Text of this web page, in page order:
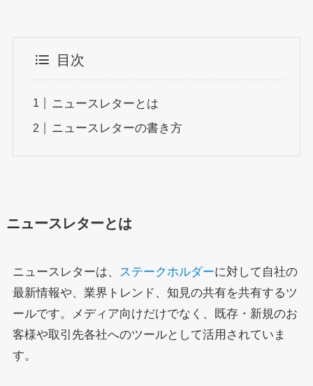
目次
ニュースレターとは
ニュースレターの書き方
ニュースレターとは
ニュースレターは、 ステークホルダーに対して自社の
最新情報や、業界トレンド、知見の共有を共有するツ
ールです。メディア向けだけでなく、既存・新規のお
客様や取引先各社へのツールとして活用されていま
す。